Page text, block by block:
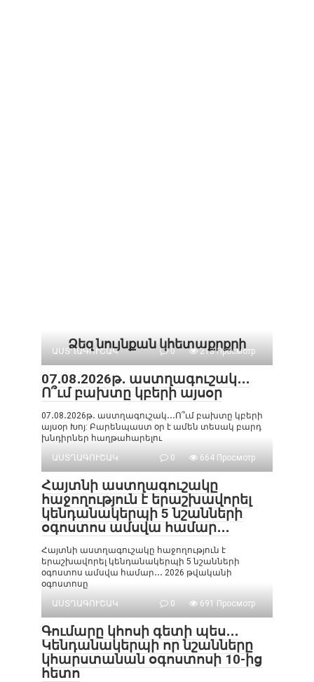
Ձեզ նույնքան կհետաքրքրի
ԱՍՏՂԱԳՈՒՇԱԿ 0 213 Просмотр
07․08․2026թ․ աստղագուշակ․․․
Ո՞ւմ բախտը կբերի այսօր
07․08․2026թ․ աստղագուշակ․․․Ո՞ւմ բախտը կբերի
այսօր Խոյ: Բարենպաստ օր է ամեն տեսակ բարդ
խնդիրներ հաղթահարելու
ԱՍՏՂԱԳՈՒՇԱԿ
0 664 Просмотр
Հայտնի աստղագուշակը
հաջողություն է երաշխավորել
կենդանակերպի 5 նշանների
օգոստոս ամսվա համար․․․
Հայտնի աստղագուշակը հաջողություն է
երաշխավորել կենդանակերպի 5 նշանների
օգոստոս ամսվա համար․․․ 2026 թվականի
օգոստոսը
ԱՍՏՂԱԳՈՒՇԱԿ
0 691 Просмотр
Գումարը կհոսի գետի պես․․․
Կենդանակերպի որ նշանները
կհարստանան օգոստոսի 10-ից
հետո